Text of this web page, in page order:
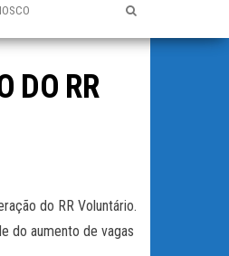
DO RR
do RR Voluntário.
do aumento de vagas